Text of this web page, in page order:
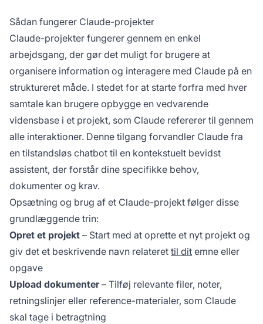
Sådan fungerer Claude-projekter
Claude-projekter fungerer gennem en enkel
arbejdsgang, der gør det muligt for brugere at
organisere information og interagere med Claude på en
struktureret måde. I stedet for at starte forfra med hver
samtale kan brugere opbygge en vedvarende
vidensbase i et projekt, som Claude refererer til gennem
alle interaktioner. Denne tilgang forvandler Claude fra
en tilstandsløs chatbot til en kontekstuelt bevidst
assistent, der forstår dine specifikke behov,
dokumenter og krav.
Opsætning og brug af et Claude-projekt følger disse
grundlæggende trin:
Opret et projekt – Start med at oprette et nyt projekt og
giv det et beskrivende navn relateret til dit emne eller
opgave
Upload dokumenter– Tilføj relevante filer, noter,
retningslinjer eller reference-materialer, som Claude
skal tage i betragtning